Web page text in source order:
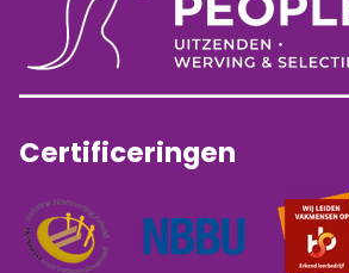
Certificeringen